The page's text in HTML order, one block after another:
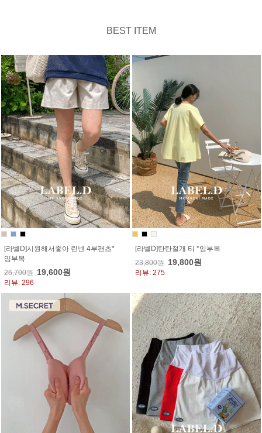
BEST ITEM
[라벨D]시원해서좋아 린넨 4부팬츠*
임부복
26,700원 19,600원
리뷰: 296
[라벨D]탄탄절개 티 *임부복
23,800원 19,800원
리뷰: 275